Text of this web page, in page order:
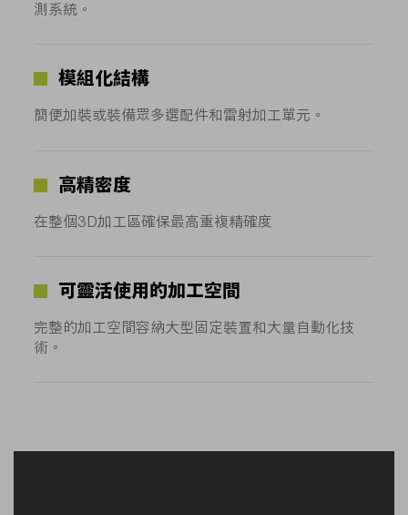
測系統。
模組化結構
簡便加裝或裝備眾多選配件和雷射加工單元。
高精密度
在整個3D加工區確保最高重複精確度
可靈活使用的加工空間
完整的加工空間容納大型固定裝置和大量自動化技
術。